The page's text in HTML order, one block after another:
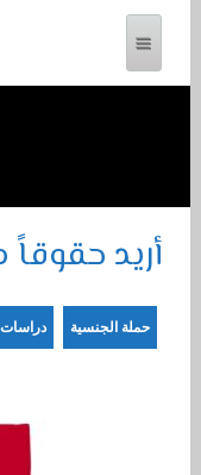
أريد
حملة الجنسية